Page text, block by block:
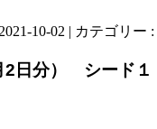
10-02 カテゴリー :
2日分） シード１